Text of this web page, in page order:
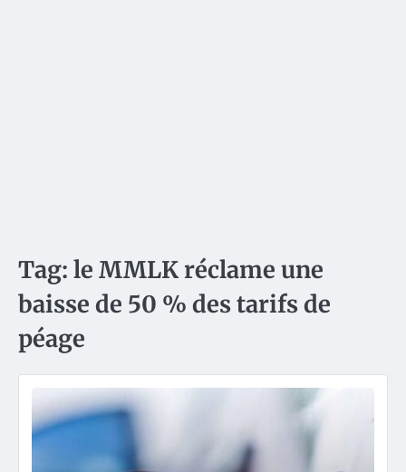
Tag: le MMLK réclame une
baisse de 50 % des tarifs de
péage